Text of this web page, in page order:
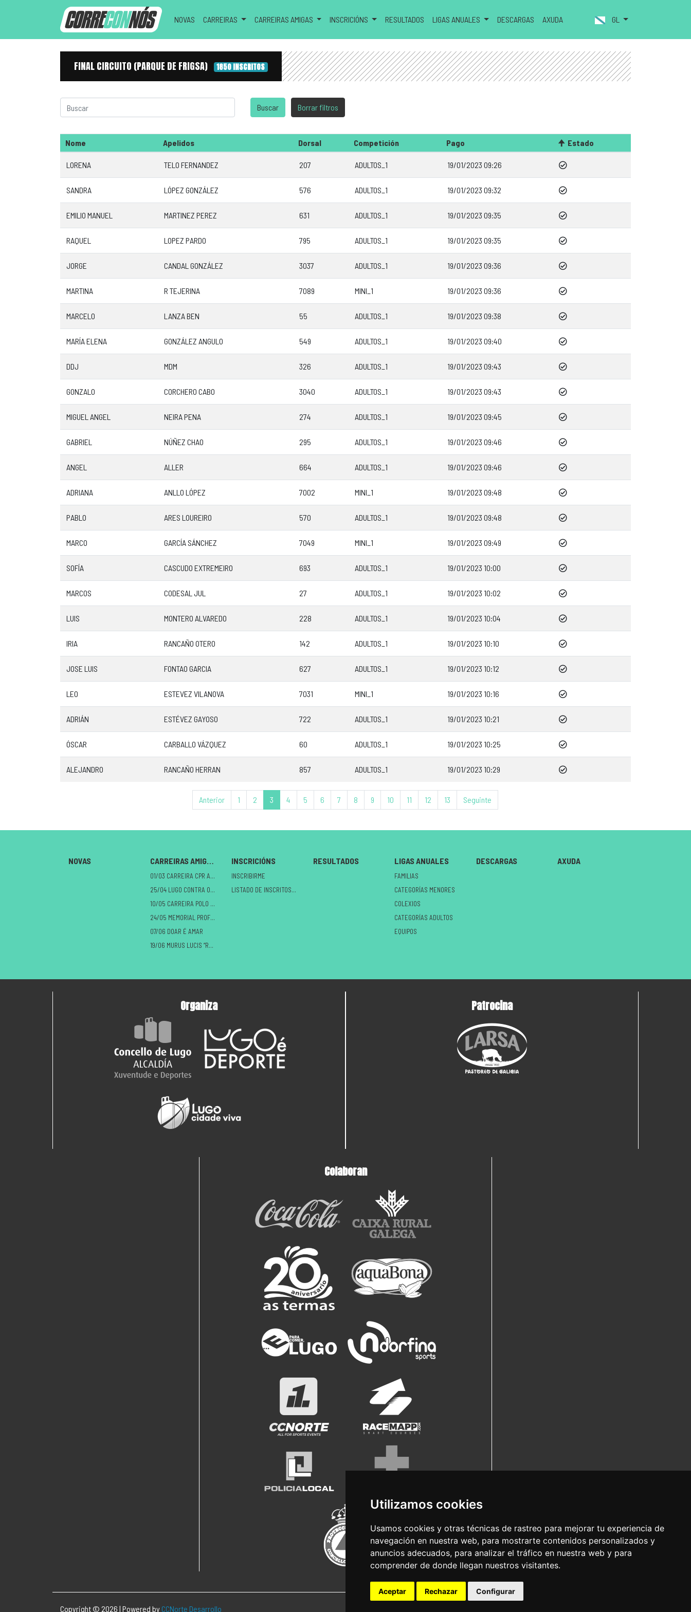
Utilizamos cookies
Usamos cookies y otras técnicas de rastreo para mejorar tu experiencia de
navegación en nuestra web, para mostrarte contenidos personalizados y
anuncios adecuados, para analizar el tráfico en nuestra web y para
comprender de donde llegan nuestros visitantes.
Aceptar Rechazar Configurar
NOVAS CARREIRAS CARREIRAS AMIGAS INSCRICIÓNS RESULTADOS LIGAS ANUALES DESCARGAS AXUDA GL
FINAL CIRCUITO (PARQUE DE FRIGSA) 1850 INSCRITOS
Nome Apelidos Dorsal Competición Pago Estado
LORENA TELO FERNANDEZ 207 ADULTOS_1 19/01/2023 09:26
SANDRA LÓPEZ GONZÁLEZ 576 ADULTOS_1 19/01/2023 09:32
EMILIO MANUEL MARTINEZ PEREZ 631 ADULTOS_1 19/01/2023 09:35
RAQUEL LOPEZ PARDO 795 ADULTOS_1 19/01/2023 09:35
JORGE CANDAL GONZÁLEZ 3037 ADULTOS_1 19/01/2023 09:36
MARTINA R TEJERINA 7089 MINI_1 19/01/2023 09:36
MARCELO LANZA BEN 55 ADULTOS_1 19/01/2023 09:38
MARÍA ELENA GONZÁLEZ ANGULO 549 ADULTOS_1 19/01/2023 09:40
DDJ MDM 326 ADULTOS_1 19/01/2023 09:43
GONZALO CORCHERO CABO 3040 ADULTOS_1 19/01/2023 09:43
MIGUEL ANGEL NEIRA PENA 274 ADULTOS_1 19/01/2023 09:45
GABRIEL NÚÑEZ CHAO 295 ADULTOS_1 19/01/2023 09:46
ANGEL ALLER 664 ADULTOS_1 19/01/2023 09:46
ADRIANA ANLLO LÓPEZ 7002 MINI_1 19/01/2023 09:48
PABLO ARES LOUREIRO 570 ADULTOS_1 19/01/2023 09:48
MARCO GARCÍA SÁNCHEZ 7049 MINI_1 19/01/2023 09:49
SOFÍA CASCUDO EXTREMEIRO 693 ADULTOS_1 19/01/2023 10:00
MARCOS CODESAL JUL 27 ADULTOS_1 19/01/2023 10:02
LUIS MONTERO ALVAREDO 228 ADULTOS_1 19/01/2023 10:04
IRIA RANCAÑO OTERO 142 ADULTOS_1 19/01/2023 10:10
JOSE LUIS FONTAO GARCIA 627 ADULTOS_1 19/01/2023 10:12
LEO ESTEVEZ VILANOVA 7031 MINI_1 19/01/2023 10:16
ADRIÁN ESTÉVEZ GAYOSO 722 ADULTOS_1 19/01/2023 10:21
ÓSCAR CARBALLO VÁZQUEZ 60 ADULTOS_1 19/01/2023 10:25
ALEJANDRO RANCAÑO HERRAN 857 ADULTOS_1 19/01/2023 10:29
Anterior 1 2 3 4 5 6 7 8 9 10 11 12 13 Seguinte
NOVAS CARREIRAS AMIGAS
01/03 CARREIRA CPR A MILAGROSA
25/04 LUGO CONTRA O CANCRO
10/05 CARREIRA POLO DANO CEREBRAL
24/05 MEMORIAL PROFE ALBERTO
07/06 DOAR É AMAR
19/06 MURUS LUCIS “ROMANOS VS CASTREXOS”
INSCRICIÓNS
INSCRIBIRME
LISTADO DE INSCRITOS NO CIRCUÍTO
RESULTADOS LIGAS ANUALES
FAMILIAS
CATEGORÍAS MENORES
COLEXIOS
CATEGORÍAS ADULTOS
EQUIPOS
DESCARGAS AXUDA
Organiza Patrocina
Colaboran
Copyright © 2026 | Powered by CCNorte Desarrollo